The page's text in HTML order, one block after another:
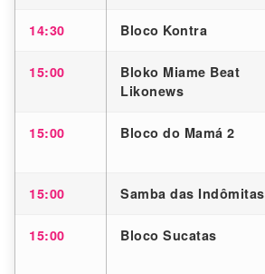
14:30 Bloco Kontra
15:00
Bloko Miame Beat
Likonews
15:00 Bloco do Mamá 2
15:00 Samba das Indômitas
15:00 Bloco Sucatas